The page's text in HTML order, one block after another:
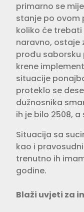
primarno se
stanje po ovom
koliko će
naravno, ostaje
prođu saborsku
krene
situacije
proteklo se
dužnosnika
ih je bilo 2508, a
Situacija sa
kao i
trenutno ih
godine.
Blaži uvjeti za